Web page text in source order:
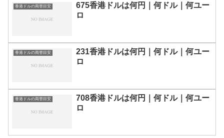
香港ドルの両替目安
675香港ドルは何円｜何ドル｜何ユー
ロ
香港ドルの両替目安
231香港ドルは何円｜何ドル｜何ユー
ロ
香港ドルの両替目安
708香港ドルは何円｜何ドル｜何ユー
ロ